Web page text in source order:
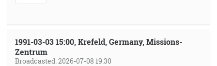
1991-03-03 15:00, Krefeld, Germany, Missions-
Zentrum
Broadcasted: 2026-07-08 19:30